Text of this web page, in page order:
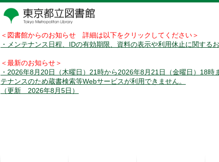
＜図書館からのお知らせ 詳細は以下をクリックしてください＞
・メンテナンス日程、IDの有効期限、資料の表示や利用休止に関する
＜最新のお知らせ＞
・2026年8月20日（木曜日）21時から2026年8月21日（金曜日）18時
テナンスのため蔵書検索等Webサービスが利用できません。
（更新 2026年8月5日）